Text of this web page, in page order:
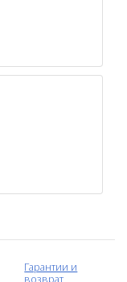
Гарантии и
возврат